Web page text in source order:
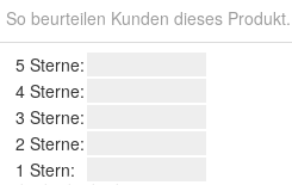
So beurteilen Kunden dieses Produkt.
5 Sterne:
4 Sterne:
3 Sterne:
2 Sterne:
1 Stern: